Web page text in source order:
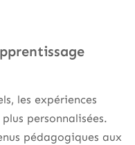
les expériences
personnalisées.
pédagogiques aux